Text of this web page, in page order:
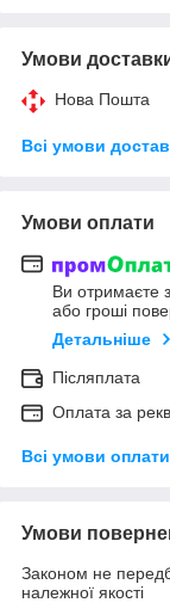
Умови
Нова Пошта
Всі умови
Умови оплати
Ви отримаєте
або гроші
Детальніше
Післяплата
Оплата за
Всі умови оплати
Умови
Законом не
належної якості